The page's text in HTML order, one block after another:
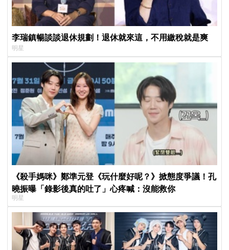
李瑞鎮暢談談退休規劃！退休就來這，不用繳稅就是爽
明星
《殺手媽咪》鄭準元登《玩什麼好呢？》掀態度爭議！孔
曉振曝「錄影後真的吐了」心疼喊：沒能救你
明星